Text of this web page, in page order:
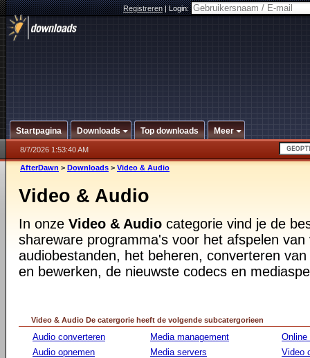
Registreren|Login:
Startpagina Downloads Top downloads Meer
8/7/2026 1:53:40 AM
AfterDawn > Downloads > Video & Audio
Video & Audio
In onze Video & Audio categorie vind je de
shareware programma's voor het afspelen van
audiobestanden, het beheren, converteren
en bewerken, de nieuwste codecs en
Video & Audio De catergorie heeft de volgende subcatergorieen
Audio converteren
Audio opnemen
Media management
Media servers
Online
Video